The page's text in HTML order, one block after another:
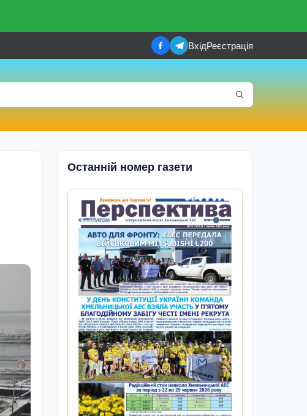
ВхідРеєстрація
Останній номер газети